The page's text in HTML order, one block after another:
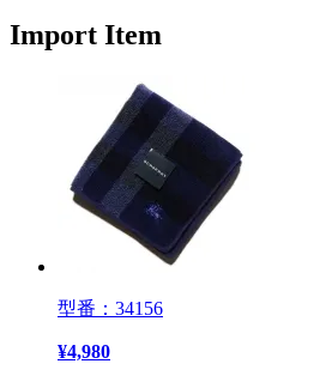
Import Item
型番：34156
¥4,980